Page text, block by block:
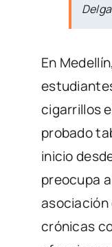
En
cigarrillos
probado
inicio
preocupa
asociación
crónicas